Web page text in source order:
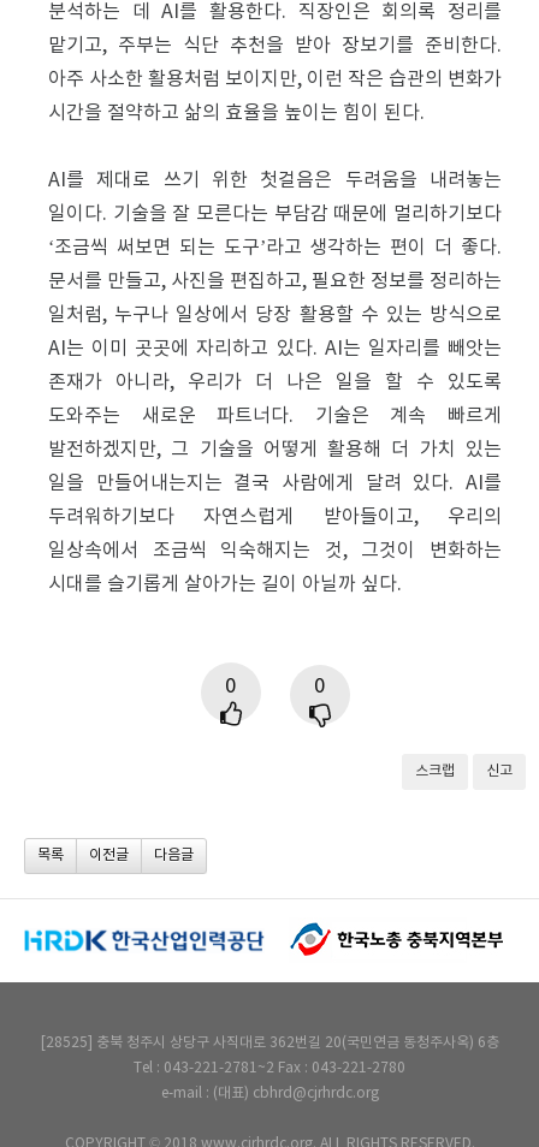
분석하는 데 AI를 활용한다. 직장인은 회의록 정리를
맡기고, 주부는 식단 추천을 받아 장보기를 준비한다.
아주 사소한 활용처럼 보이지만, 이런 작은 습관의 변화가
시간을 절약하고 삶의 효율을 높이는 힘이 된다.
AI를 제대로 쓰기 위한 첫걸음은 두려움을 내려놓는
일이다. 기술을 잘 모른다는 부담감 때문에 멀리하기보다
‘조금씩 써보면 되는 도구’라고 생각하는 편이 더 좋다.
문서를 만들고, 사진을 편집하고, 필요한 정보를 정리하는
일처럼, 누구나 일상에서 당장 활용할 수 있는 방식으로
AI는 이미 곳곳에 자리하고 있다. AI는 일자리를 빼앗는
존재가 아니라, 우리가 더 나은 일을 할 수 있도록
도와주는 새로운 파트너다. 기술은 계속 빠르게
발전하겠지만, 그 기술을 어떻게 활용해 더 가치 있는
일을 만들어내는지는 결국 사람에게 달려 있다. AI를
두려워하기보다 자연스럽게 받아들이고, 우리의
일상속에서 조금씩 익숙해지는 것, 그것이 변화하는
시대를 슬기롭게 살아가는 길이 아닐까 싶다.
0 0
스크랩 신고
목록 이전글 다음글
[28525] 충북 청주시 상당구 사직대로 362번길 20(국민연금 동청주사옥) 6층
Tel : 043-221-2781~2 Fax : 043-221-2780
e-mail : (대표) cbhrd@cjrhrdc.org
COPYRIGHT © 2018 www.cjrhrdc.org. ALL RIGHTS RESERVED.